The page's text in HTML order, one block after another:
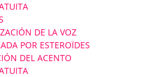
DE LA VOZ
POR ESTEROÏDES
DEL ACENTO